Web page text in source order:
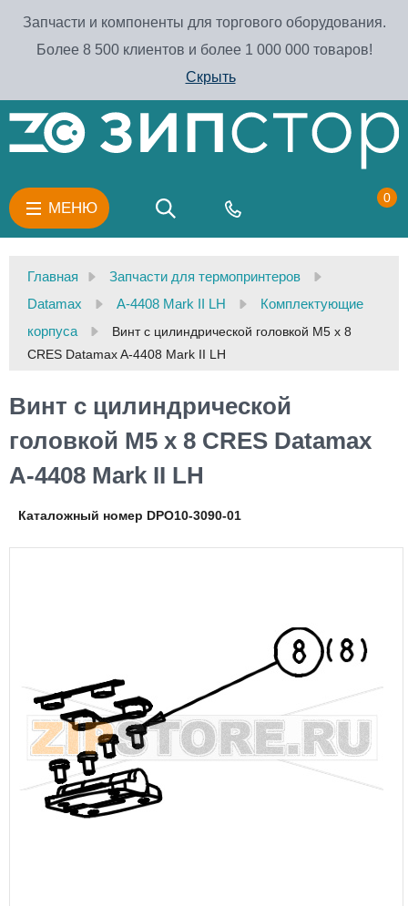
Запчасти и компоненты для торгового оборудования.
Более 8 500 клиентов и более 1 000 000 товаров!
Скрыть
МЕНЮ
0
Главная
Запчасти для термопринтеров
Datamax
A-4408 Mark II LH
Комплектующие
корпуса
Винт с цилиндрической головкой М5 х 8
CRES Datamax A-4408 Mark II LH
Винт с цилиндрической
головкой М5 х 8 CRES Datamax
A-4408 Mark II LH
Каталожный номер DPO10-3090-01